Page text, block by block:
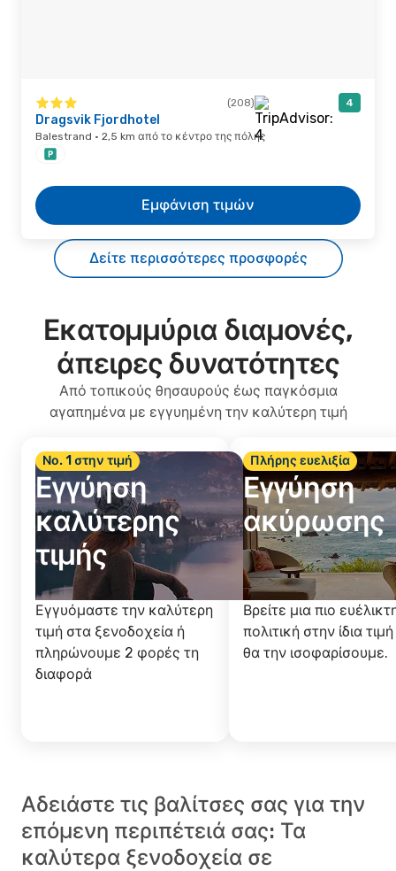
(208) 4
Dragsvik Fjordhotel
Balestrand · 2,5 km από το κέντρο της πόλης
Εμφάνιση τιμών
Δείτε περισσότερες προσφορές
Εκατομμύρια διαμονές,
άπειρες δυνατότητες
Από τοπικούς θησαυρούς έως παγκόσμια
αγαπημένα με εγγυημένη την καλύτερη τιμή
Νο. 1 στην τιμή
Εγγύηση
καλύτερης
τιμής
Εγγυόμαστε την καλύτερη
τιμή στα ξενοδοχεία ή
πληρώνουμε 2 φορές τη
διαφορά
Πλήρης ευελιξία
Εγγύηση
ακύρωσης
Βρείτε μια πιο
πολιτική στην ίδια
θα την ισοφαρίσουμε.
Αδειάστε τις βαλίτσες σας για την
επόμενη περιπέτειά σας: Τα
καλύτερα ξενοδοχεία σε